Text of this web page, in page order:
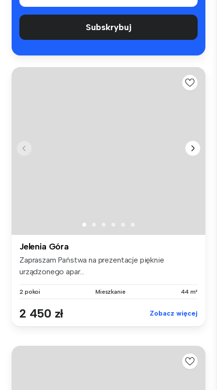
Subskrybuj
Jelenia Góra
Zapraszam Państwa na prezentacje pięknie
urządzonego apar...
2 pokoi Mieszkanie 44 m²
2 450 zł Zobacz więcej